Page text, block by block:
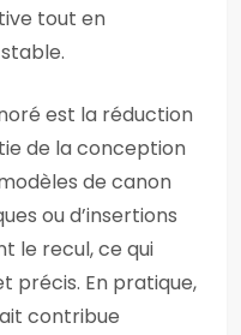
tout en
est la réduction
de la conception
de canon
ou d’insertions
le recul, ce qui
précis. En pratique,
contribue